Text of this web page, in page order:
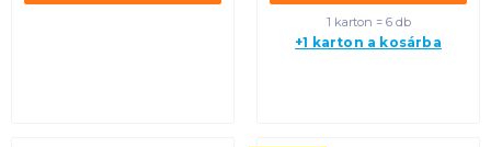
1 karton = 6 db
+1 karton a kosárba